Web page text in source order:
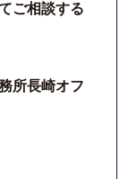
ご相談する
所長崎オフ